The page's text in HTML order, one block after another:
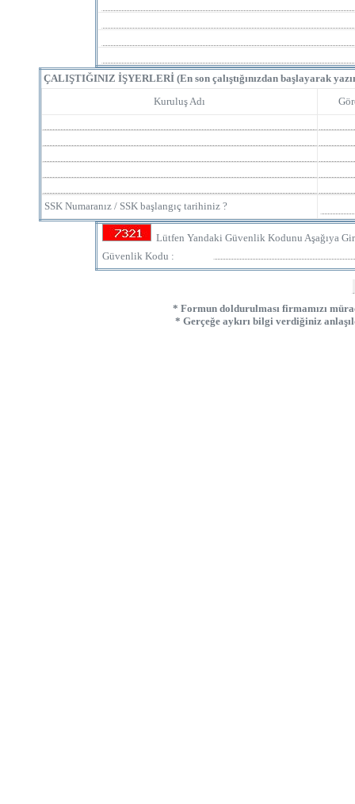
ÇALIŞTIĞINIZ İŞYERLERİ (En son çalıştığınızdan başlayarak
Kuruluş Adı
SSK Numaranız / SSK başlangıç tarihiniz ?
Lütfen Yandaki Güvenlik Kodunu Aşağıya
Güvenlik Kodu :
* Formun doldurulması firmamızı
* Gerçeğe aykırı bilgi verdiğiniz